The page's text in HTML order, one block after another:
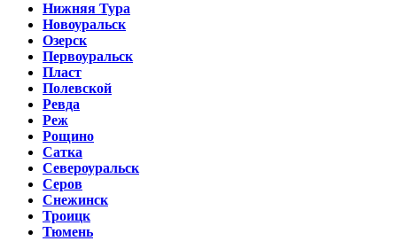
Нижняя Тура
Новоуральск
Озерск
Первоуральск
Пласт
Полевской
Ревда
Реж
Рощино
Сатка
Североуральск
Серов
Снежинск
Троицк
Тюмень